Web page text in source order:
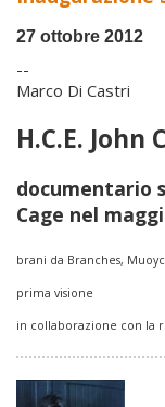
27 ottobre 2012
--
Marco Di Castri
H.C.E. John
documentario
Cage nel
brani da Branches,
prima visione
in collaborazione con la